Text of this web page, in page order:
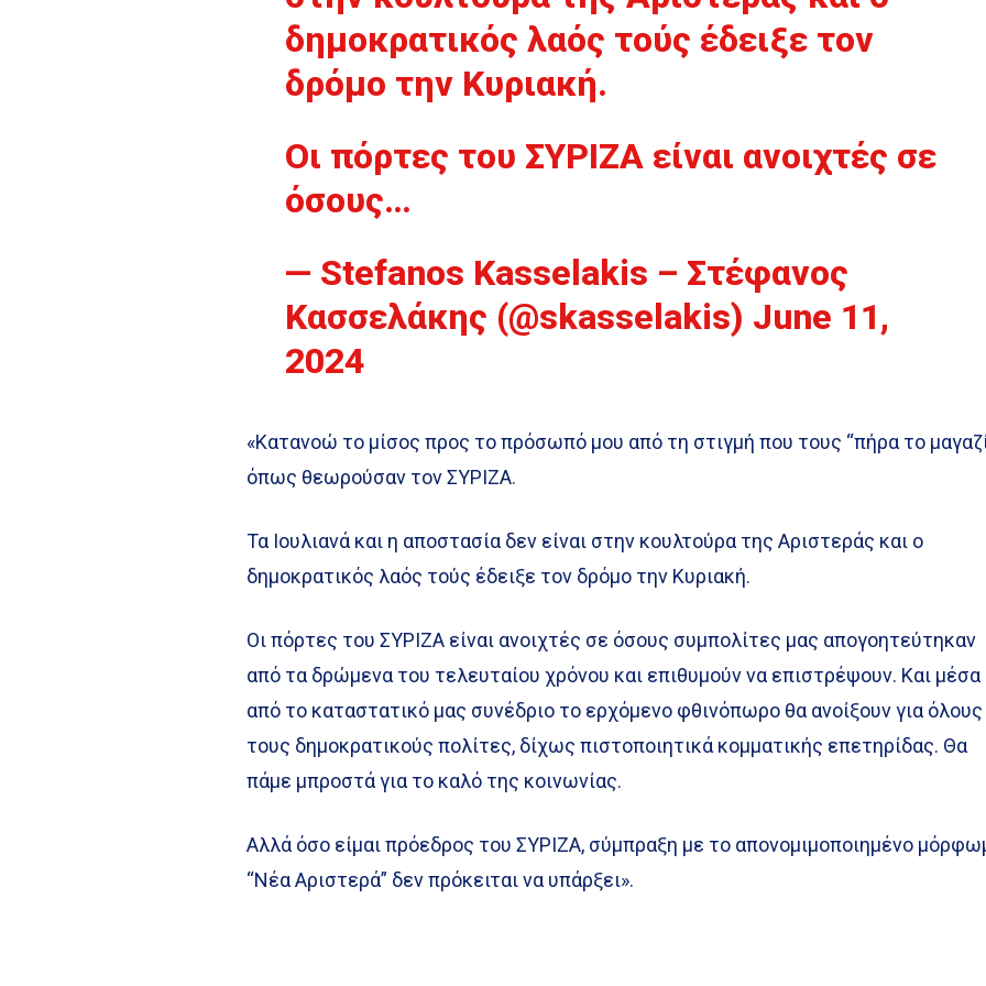
δημοκρατικός λαός τούς έδειξε τον
δρόμο την Κυριακή.
Οι πόρτες του ΣΥΡΙΖΑ είναι ανοιχτές σε
όσους…
— Stefanos Kasselakis – Στέφανος
Κασσελάκης (@skasselakis) June 11,
2024
«Κατανοώ το μίσος προς το πρόσωπό μου από τη στιγμή που τους “πήρα το
όπως θεωρούσαν τον ΣΥΡΙΖΑ.
Τα Ιουλιανά και η αποστασία δεν είναι στην κουλτούρα της Αριστεράς και ο
δημοκρατικός λαός τούς έδειξε τον δρόμο την Κυριακή.
Οι πόρτες του ΣΥΡΙΖΑ είναι ανοιχτές σε όσους συμπολίτες μας απογοητεύτηκαν
από τα δρώμενα του τελευταίου χρόνου και επιθυμούν να επιστρέψουν. Και μέσα
από το καταστατικό μας συνέδριο το ερχόμενο φθινόπωρο θα ανοίξουν για όλους
τους δημοκρατικούς πολίτες, δίχως πιστοποιητικά κομματικής επετηρίδας. Θα
πάμε μπροστά για το καλό της κοινωνίας.
Αλλά όσο είμαι πρόεδρος του ΣΥΡΙΖΑ, σύμπραξη με το απονομιμοποιημένο
“Νέα Αριστερά” δεν πρόκειται να υπάρξει».